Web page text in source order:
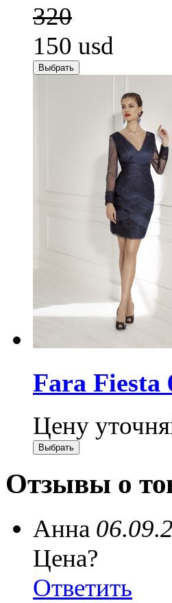
320
150 usd
Fara Fiesta
Цену
Отзывы о
Анна
Цена?
Ответить